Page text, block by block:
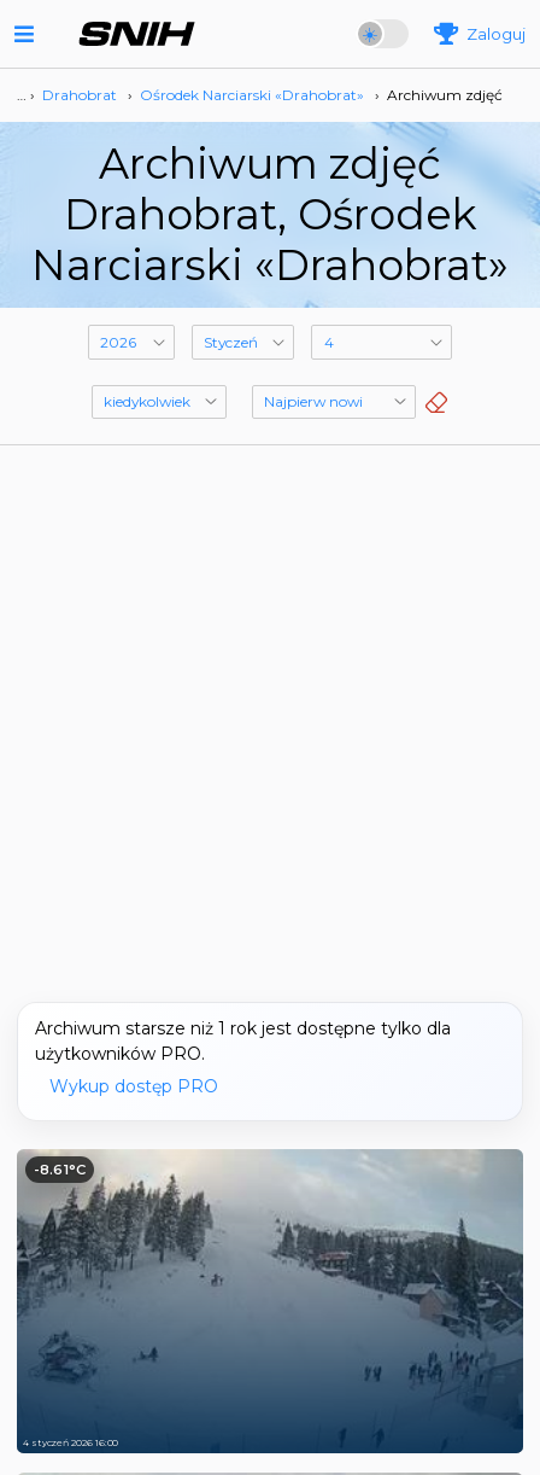
Zaloguj
… › Drahobrat › Ośrodek Narciarski «Drahobrat» › Archiwum zdjęć
Archiwum zdjęć
Drahobrat, Ośrodek
Narciarski «Drahobrat»
Archiwum starsze niż 1 rok jest dostępne tylko dla
użytkowników PRO.
Wykup dostęp PRO
-8.61°C
4 styczeń 2026 16:00